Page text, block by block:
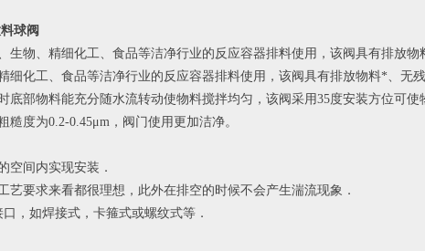
球阀
生物、精细化工、食品等洁净行业的反应容器排料使用，该阀具有排放物
细化工、食品等洁净行业的反应容器排料使用，该阀具有排放物料*、无
底部物料能充分随水流转动使物料搅拌均匀，该阀采用35度安装方位可
糙度为0.2-0.45μm，阀门使用更加洁净。
空间内实现安装．
艺要求来看都很理想，此外在排空的时候不会产生湍流现象．
，如焊接式，卡箍式或螺纹式等．